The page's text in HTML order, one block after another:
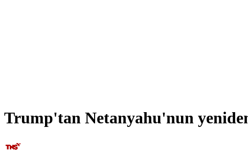
Trump'tan Netanyahu'nun